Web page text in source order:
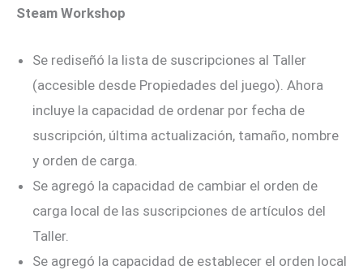
Steam Workshop
Se rediseñó la lista de suscripciones al Taller
(accesible desde Propiedades del juego). Ahora
incluye la capacidad de ordenar por fecha de
suscripción, última actualización, tamaño, nombre
y orden de carga.
Se agregó la capacidad de cambiar el orden de
carga local de las suscripciones de artículos del
Taller.
Se agregó la capacidad de establecer el orden local